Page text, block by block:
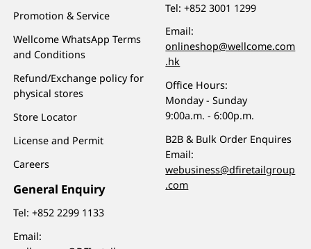
Promotion & Service
Wellcome WhatsApp Terms
and Conditions
Refund/Exchange policy for
physical stores
Store Locator
License and Permit
Careers
General Enquiry
Tel:+852 2299 1133
Email:
Tel:+852 3001 1299
Email:
onlineshop@wellcome.com
.hk
Office Hours:
Monday - Sunday
9:00a.m. - 6:00p.m.
B2B & Bulk Order Enquires
Email:
webusiness@dfiretailgroup
.com